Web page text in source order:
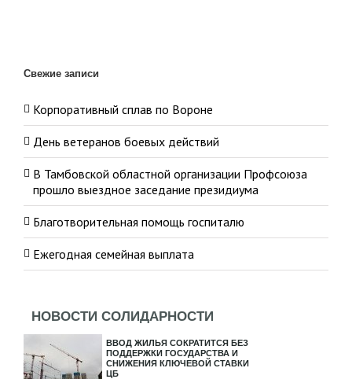
Свежие записи
Корпоративный сплав по Вороне
День ветеранов боевых действий
В Тамбовской областной организации Профсоюза
прошло выездное заседание президиума
Благотворительная помощь госпиталю
Ежегодная семейная выплата
НОВОСТИ СОЛИДАРНОСТИ
ВВОД ЖИЛЬЯ СОКРАТИТСЯ БЕЗ
ПОДДЕРЖКИ ГОСУДАРСТВА И
СНИЖЕНИЯ КЛЮЧЕВОЙ СТАВКИ
ЦБ